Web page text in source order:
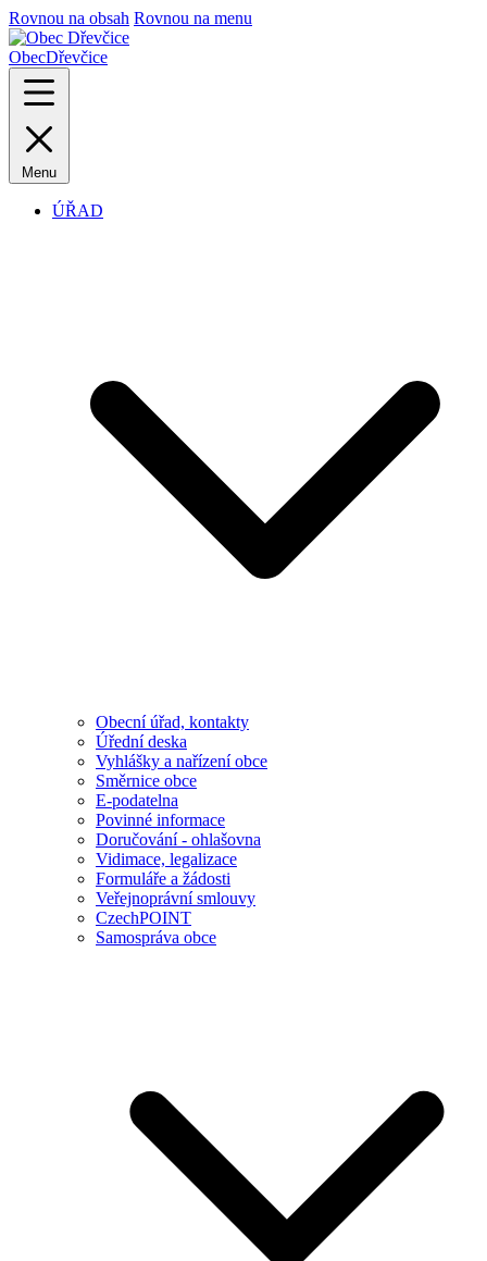
Rovnou na obsah Rovnou na menu
ObecDřevčice
Menu
ÚŘAD
Obecní úřad, kontakty
Úřední deska
Vyhlášky a nařízení obce
Směrnice obce
E-podatelna
Povinné informace
Doručování - ohlašovna
Vidimace, legalizace
Formuláře a žádosti
Veřejnoprávní smlouvy
CzechPOINT
Samospráva obce